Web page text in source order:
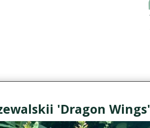
'Dragon Wings'